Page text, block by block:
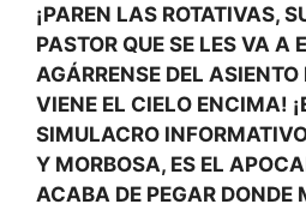
¡PAREN LAS ROTATIVAS,
PASTOR QUE SE LES VA A
AGÁRRENSE DEL ASIENTO
VIENE EL CIELO ENCIMA!
SIMULACRO
Y MORBOSA, ES EL
ACABA DE PEGAR DONDE